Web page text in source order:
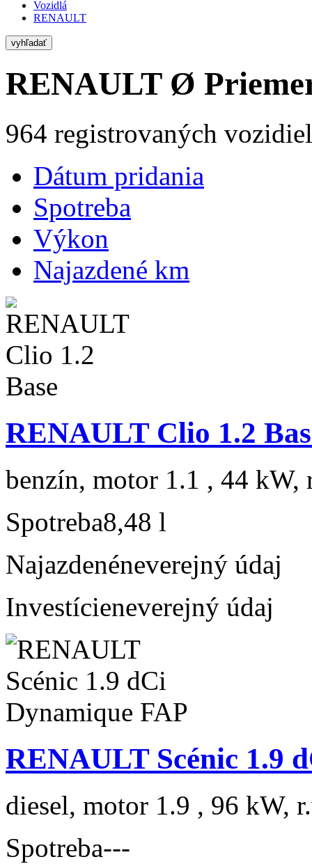
Vozidlá
RENAULT
vyhľadať
RENAULT Ø
964 registrovaných vozidiel
Dátum pridania
Spotreba
Výkon
Najazdené km
RENAULT Clio 1.2
benzín, motor 1.1 , 44 kW,
Spotreba8,48 l
Najazdenéneverejný údaj
Investícieneverejný údaj
RENAULT Scénic 1.9
diesel, motor 1.9 , 96 kW,
Spotreba---